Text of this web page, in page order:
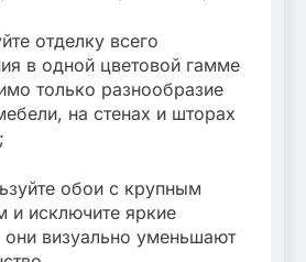
отделку всего
в одной цветовой гамме
только разнообразие
на стенах и шторах
обои с крупным
и исключите яркие
они визуально уменьшают